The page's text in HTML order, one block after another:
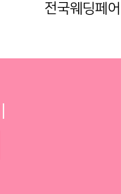
전국웨딩페어